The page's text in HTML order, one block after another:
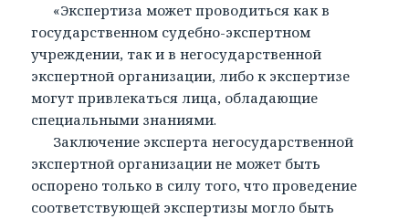
«Экспертиза может проводиться как в
государственном судебно-экспертном
учреждении, так и в негосударственной
экспертной организации, либо к экспертизе
могут привлекаться лица, обладающие
специальными знаниями.
Заключение эксперта негосударственной
экспертной организации не может быть
оспорено только в силу того, что проведение
соответствующей экспертизы могло быть